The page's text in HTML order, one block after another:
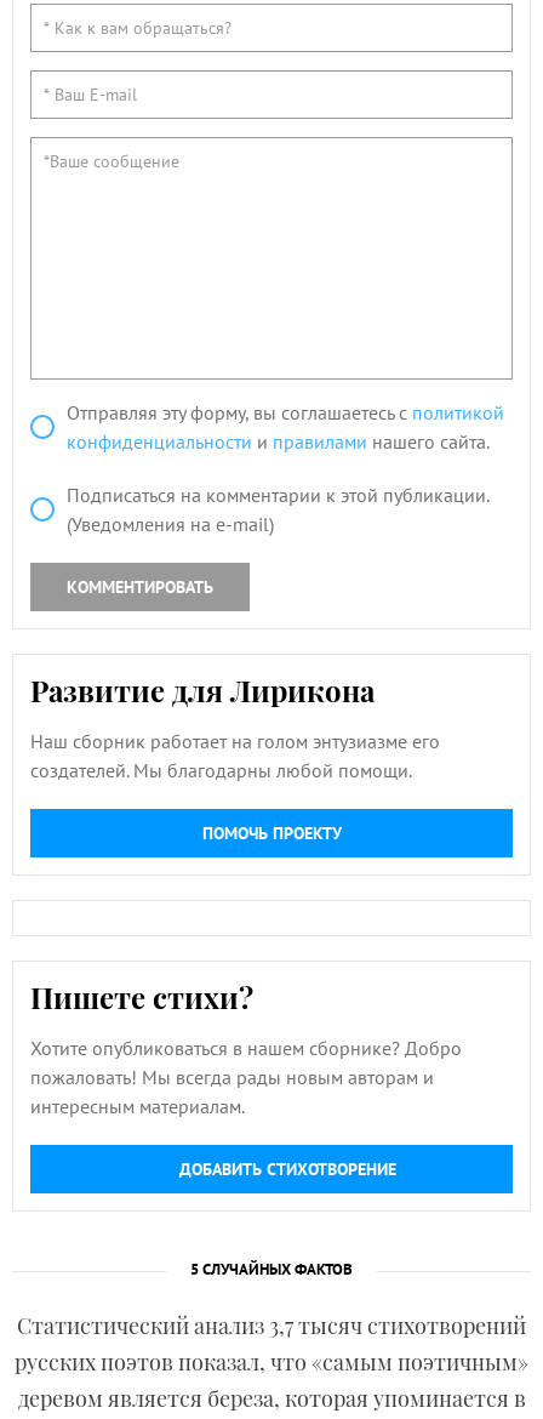
Отправляя эту форму, вы соглашаетесь с политикой
конфиденциальности и правилами нашего сайта.
Подписаться на комментарии к этой публикации.
(Уведомления на e-mail)
КОММЕНТИРОВАТЬ
Развитие для Лирикона
Наш сборник работает на голом энтузиазме его
создателей. Мы благодарны любой помощи.
ПОМОЧЬ ПРОЕКТУ
Пишете стихи?
Хотите опубликоваться в нашем сборнике? Добро
пожаловать! Мы всегда рады новым авторам и
интересным материалам.
ДОБАВИТЬ СТИХОТВОРЕНИЕ
5 СЛУЧАЙНЫХ ФАКТОВ
Статистический анализ 3,7 тысяч стихотворений
русских поэтов показал, что «самым поэтичным»
деревом является береза, которая упоминается в